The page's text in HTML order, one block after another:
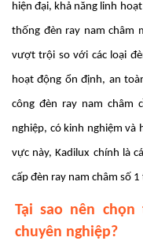
hiện đại, khả năng linh
thống đèn ray nam châm
vượt trội so với các loại
hoạt động ổn định, an
công đèn ray nam châm
nghiệp, có kinh nghiệm và
vực này, Kadilux chính là
cấp đèn ray nam châm số
Tại sao nên
chuyên nghiệp?